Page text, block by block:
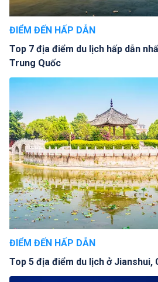
ĐIỂM ĐẾN HẤP DẪN
Top 7 địa điểm du lịch hấp dẫn
Trung Quốc
ĐIỂM ĐẾN HẤP DẪN
Top 5 địa điểm du lịch ở Jianshui,